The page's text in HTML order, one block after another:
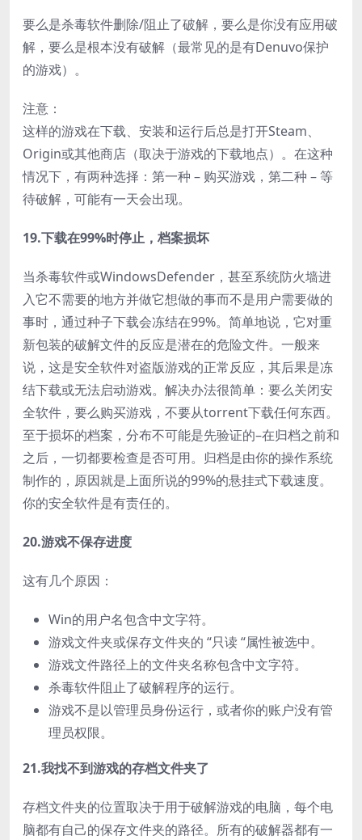
要么是杀毒软件删除/阻止了破解，要么是你没有应用破
解，要么是根本没有破解（最常见的是有Denuvo保护
的游戏）。
注意：
这样的游戏在下载、安装和运行后总是打开Steam、
Origin或其他商店（取决于游戏的下载地点）。在这种
情况下，有两种选择：第一种 – 购买游戏，第二种 – 等
待破解，可能有一天会出现。
19.下载在99%时停止，档案损坏
当杀毒软件或WindowsDefender，甚至系统防火墙进
入它不需要的地方并做它想做的事而不是用户需要做的
事时，通过种子下载会冻结在99%。简单地说，它对重
新包装的破解文件的反应是潜在的危险文件。一般来
说，这是安全软件对盗版游戏的正常反应，其后果是冻
结下载或无法启动游戏。解决办法很简单：要么关闭安
全软件，要么购买游戏，不要从torrent下载任何东西。
至于损坏的档案，分布不可能是先验证的–在归档之前和
之后，一切都要检查是否可用。归档是由你的操作系统
制作的，原因就是上面所说的99%的悬挂式下载速度。
你的安全软件是有责任的。
20.游戏不保存进度
这有几个原因：
Win的用户名包含中文字符。
游戏文件夹或保存文件夹的 “只读 “属性被选中。
游戏文件路径上的文件夹名称包含中文字符。
杀毒软件阻止了破解程序的运行。
游戏不是以管理员身份运行，或者你的账户没有管
理员权限。
21.我找不到游戏的存档文件夹了
存档文件夹的位置取决于用于破解游戏的电脑，每个电
脑都有自己的保存文件夹的路径。所有的破解器都有一